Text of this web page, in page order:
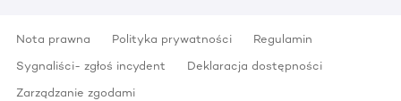
Nota prawna Polityka prywatności
Regulamin
Sygnaliści- zgłoś incydent
Deklaracja dostępności
Zarządzanie zgodami